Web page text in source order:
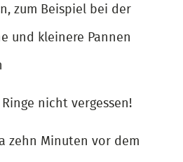
zum Beispiel bei der
und kleinere Pannen
nicht vergessen!
zehn Minuten vor dem